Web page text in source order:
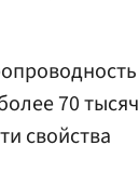
70 тысяч
свойства